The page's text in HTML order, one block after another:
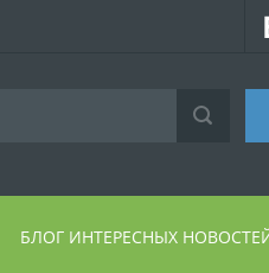
БЛОГ ИНТЕРЕСНЫХ